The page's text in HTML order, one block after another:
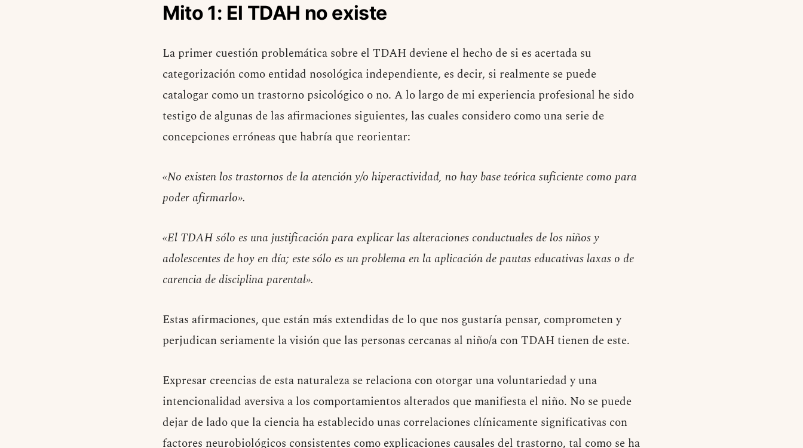
Mito 1: El TDAH no existe
La primer cuestión problemática sobre el TDAH deviene el hecho de si es acertada su
categorización como entidad nosológica independiente, es decir, si realmente se puede
catalogar como un trastorno psicológico o no. A lo largo de mi experiencia profesional he sido
testigo de algunas de las afirmaciones siguientes, las cuales considero como una serie de
concepciones erróneas que habría que reorientar:
«No existen los trastornos de la atención y/o hiperactividad, no hay base teórica suficiente como para
poder afirmarlo».
«El TDAH sólo es una justificación para explicar las alteraciones conductuales de los niños y
adolescentes de hoy en día; este sólo es un problema en la aplicación de pautas educativas laxas o de
carencia de disciplina parental».
Estas afirmaciones, que están más extendidas de lo que nos gustaría pensar, comprometen y
perjudican seriamente la visión que las personas cercanas al niño/a con TDAH tienen de este.
Expresar creencias de esta naturaleza se relaciona con otorgar una voluntariedad y una
intencionalidad aversiva a los comportamientos alterados que manifiesta el niño. No se puede
dejar de lado que la ciencia ha establecido unas correlaciones clínicamente significativas con
factores neurobiológicos consistentes como explicaciones causales del trastorno, tal como se ha